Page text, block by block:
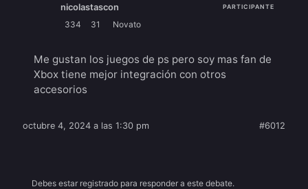
nicolastascon PARTICIPANTE
334 31 Novato
Me gustan los juegos de ps pero soy mas fan de
Xbox tiene mejor integración con otros
accesorios
octubre 4, 2024 a las 1:30 pm #6012
Debes estar registrado para responder a este debate.